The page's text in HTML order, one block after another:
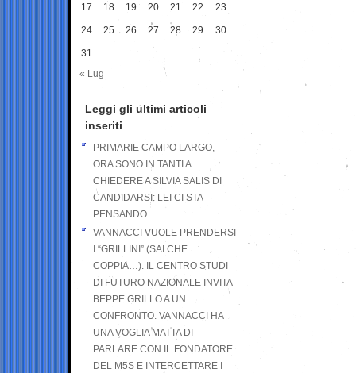
17 18 19 20 21 22 23
24 25 26 27 28 29 30
31
« Lug
Leggi gli ultimi articoli
inseriti
PRIMARIE CAMPO LARGO,
ORA SONO IN TANTI A
CHIEDERE A SILVIA SALIS DI
CANDIDARSI: LEI CI STA
PENSANDO
VANNACCI VUOLE PRENDERSI
I “GRILLINI” (SAI CHE
COPPIA…). IL CENTRO STUDI
DI FUTURO NAZIONALE INVITA
BEPPE GRILLO A UN
CONFRONTO. VANNACCI HA
UNA VOGLIA MATTA DI
PARLARE CON IL FONDATORE
DEL M5S E INTERCETTARE I